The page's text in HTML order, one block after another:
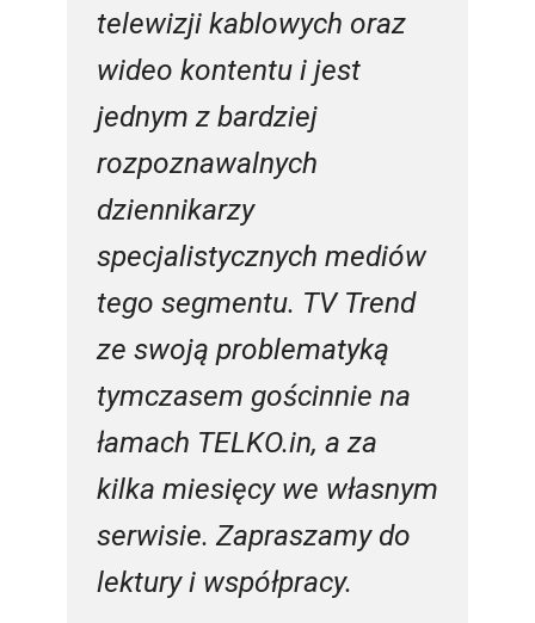
telewizji kablowych oraz
wideo kontentu i jest
jednym z bardziej
rozpoznawalnych
dziennikarzy
specjalistycznych mediów
tego segmentu. TV Trend
ze swoją problematyką
tymczasem gościnnie na
łamach TELKO.in, a za
kilka miesięcy we własnym
serwisie. Zapraszamy do
lektury i współpracy.